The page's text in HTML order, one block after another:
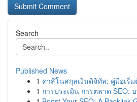
Search
Published News
1 คาสิโนสกุลเงินดิจิทัล: คู่มือเริ่
1 การประเมิน การตลาด SEO: